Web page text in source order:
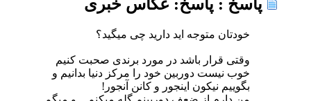
پاسخ : پاسخ: عکاس خبری
خودتان متوجه اید دارید چی میگید؟
وقتی قرار باشد در مورد برندی صحبت کنیم
خوب نیست دوربین خود را مرکز دنیا بدانیم و
بگوییم نیکون اینجور و کانن آنجور!